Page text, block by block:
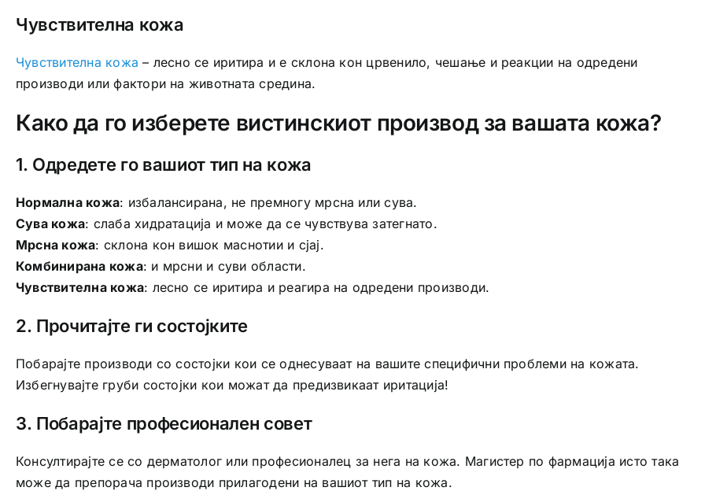
Чувствителна кожа
Чувствителна кожа – лесно се иритира и е склона кон црвенило, чешање и реакции на одредени
производи или фактори на животната средина.
Како да го изберете вистинскиот производ за вашата кожа?
1. Одредете го вашиот тип на кожа
Нормална кожа: избалансирана, не премногу мрсна или сува.
Сува кожа: слаба хидратација и може да се чувствува затегнато.
Мрсна кожа: склона кон вишок маснотии и сјај.
Комбинирана кожа: и мрсни и суви области.
Чувствителна кожа: лесно се иритира и реагира на одредени производи.
2. Прочитајте ги состојките
Побарајте производи со состојки кои се однесуваат на вашите специфични проблеми на кожата.
Избегнувајте груби состојки кои можат да предизвикаат иритација!
3. Побарајте професионален совет
Консултирајте се со дерматолог или професионалец за нега на кожа. Магистер по фармација исто така
може да препорача производи прилагодени на вашиот тип на кожа.